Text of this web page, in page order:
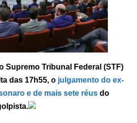
Supremo Tribunal Federal (STF)
das 17h55, o julgamento do ex-
e de mais sete réus do